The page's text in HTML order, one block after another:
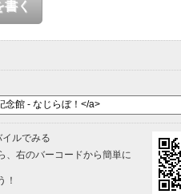
く
ルでみる
、右のバーコードから簡単に
！